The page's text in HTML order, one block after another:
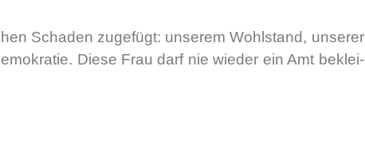
Scha­den zuge­fügt: unse­rem Wohl­stand, unse­rer
Die­se Frau darf nie wie­der ein Amt beklei­